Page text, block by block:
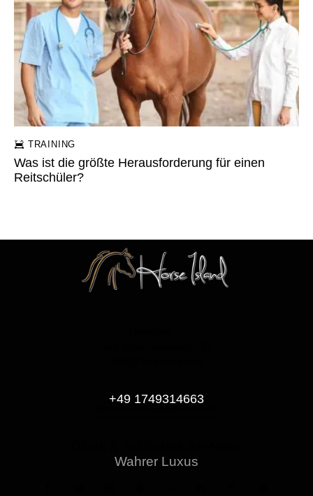
TRAINING
Was ist die größte Herausforderung für einen
Reitschüler?
+49 1749314663
Wahrer Luxus